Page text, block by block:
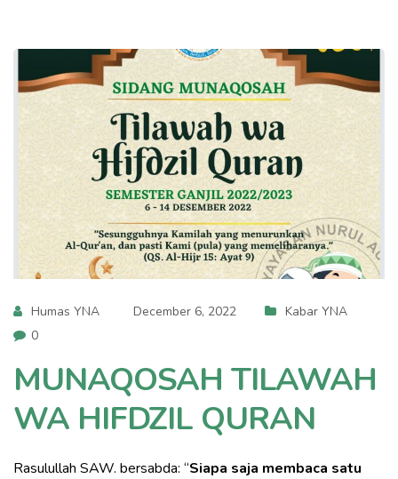
Humas YNA December 6, 2022
Kabar YNA
0
MUNAQOSAH TILAWAH
WA HIFDZIL QURAN
Rasulullah SAW. bersabda: “Siapa saja membaca satu